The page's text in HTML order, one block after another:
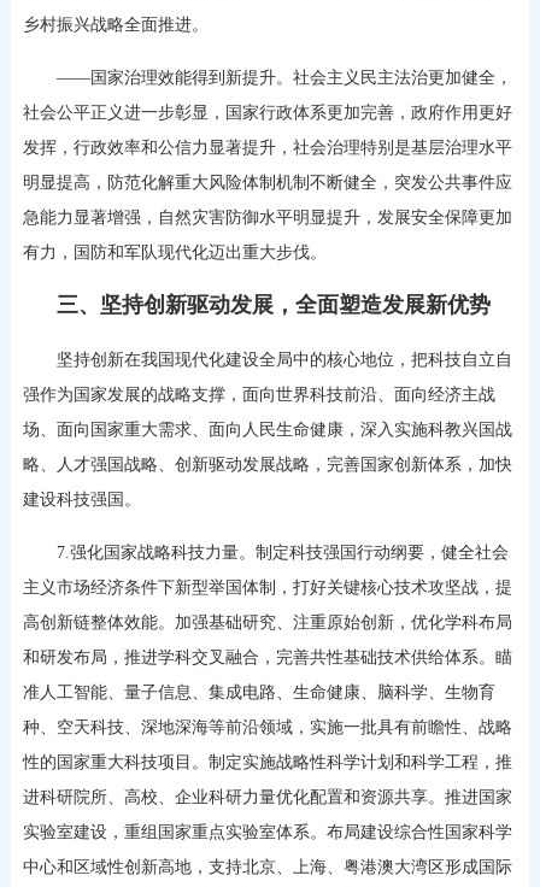
乡村振兴战略全面推进。
——国家治理效能得到新提升。社会主义民主法治更加健全，
社会公平正义进一步彰显，国家行政体系更加完善，政府作用更好
发挥，行政效率和公信力显著提升，社会治理特别是基层治理水平
明显提高，防范化解重大风险体制机制不断健全，突发公共事件应
急能力显著增强，自然灾害防御水平明显提升，发展安全保障更加
有力，国防和军队现代化迈出重大步伐。
三、坚持创新驱动发展，全面塑造发展新优势
坚持创新在我国现代化建设全局中的核心地位，把科技自立自
强作为国家发展的战略支撑，面向世界科技前沿、面向经济主战
场、面向国家重大需求、面向人民生命健康，深入实施科教兴国战
略、人才强国战略、创新驱动发展战略，完善国家创新体系，加快
建设科技强国。
7.强化国家战略科技力量。制定科技强国行动纲要，健全社会
主义市场经济条件下新型举国体制，打好关键核心技术攻坚战，提
高创新链整体效能。加强基础研究、注重原始创新，优化学科布局
和研发布局，推进学科交叉融合，完善共性基础技术供给体系。瞄
准人工智能、量子信息、集成电路、生命健康、脑科学、生物育
种、空天科技、深地深海等前沿领域，实施一批具有前瞻性、战略
性的国家重大科技项目。制定实施战略性科学计划和科学工程，推
进科研院所、高校、企业科研力量优化配置和资源共享。推进国家
实验室建设，重组国家重点实验室体系。布局建设综合性国家科学
中心和区域性创新高地，支持北京、上海、粤港澳大湾区形成国际